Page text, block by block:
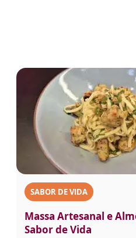
SABOR DE VIDA
Massa Artesanal e
Sabor de Vida